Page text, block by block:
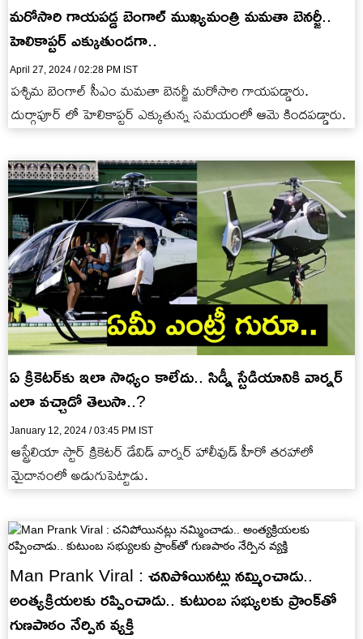
మరోసారి గాయపడ్డ బెంగాల్ ముఖ్యమంత్రి మమతా బెనర్జీ..
హెలికాప్టర్ ఎక్కుతుండగా..
April 27, 2024 / 02:28 PM IST
పశ్చిమ బెంగాల్ సీఎం మమతా బెనర్జీ మరోసారి గాయపడ్డారు.
దుర్గాపూర్ లో హెలికాప్టర్ ఎక్కుతున్న సమయంలో ఆమె కిందపడ్డారు.
ఏ క్రికెట‌ర్‌కు ఇలా సాధ్యం కాలేదు.. సిడ్నీ స్టేడియానికి వార్న‌ర్
ఎలా వ‌చ్చాడో తెలుసా..?
January 12, 2024 / 03:45 PM IST
ఆస్ట్రేలియా స్టార్ క్రికెట‌ర్ డేవిడ్ వార్న‌ర్ హాలీవుడ్ హీరో త‌ర‌హాలో
మైదానంలో అడుగుపెట్టాడు.
Man Prank Viral : చనిపోయినట్లు నమ్మించాడు..
అంత్యక్రియలకు రప్పించాడు.. కుటుంబ సభ్యులకు ప్రాంక్‌తో
గుణపాఠం నేర్పిన వ్యక్తి